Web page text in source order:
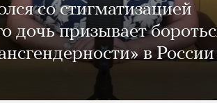
со стигматизацией
дочь призывает
в России